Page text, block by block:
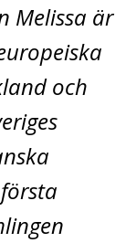
Melissa är
och